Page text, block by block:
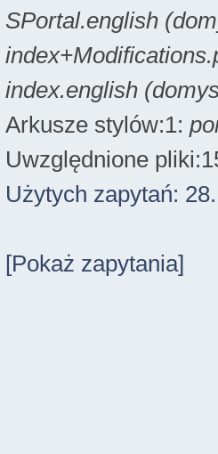
SPortal.english
index.english
Arkusze stylów:1:
Uwzględnione
Użytych zapytań: 28.
[Pokaż zapytania]